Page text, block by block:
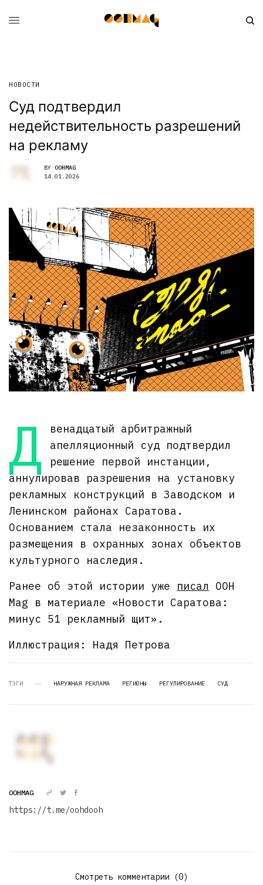
НОВОСТИ
Суд подтвердил
недействительность разрешений
на рекламу
BY OOHMAG
14.01.2026
Д
венадцатый арбитражный
апелляционный суд подтвердил
решение первой инстанции,
аннулировав разрешения на установку
рекламных конструкций в Заводском и
Ленинском районах Саратова.
Основанием стала незаконность их
размещения в охранных зонах объектов
культурного наследия.
Ранее об этой истории уже писал OOH
Mag в материале «Новости Саратова:
минус 51 рекламный щит».
Иллюстрация: Надя Петрова
ТЭГИ НАРУЖНАЯ РЕКЛАМА РЕГИОНЫ РЕГУЛИРОВАНИЕ СУД
OOHMAG
https://t.me/oohdooh
Смотреть комментарии (0)